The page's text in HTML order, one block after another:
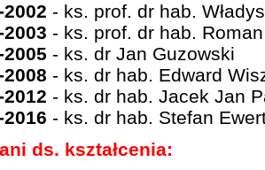
2002 - ks. prof. dr hab.
- ks. prof. dr hab.
- ks. dr Jan Guzowski
- ks. dr hab. Edward
- ks. dr hab. Jacek Jan
- ks. dr hab. Stefan
ds. kształcenia: